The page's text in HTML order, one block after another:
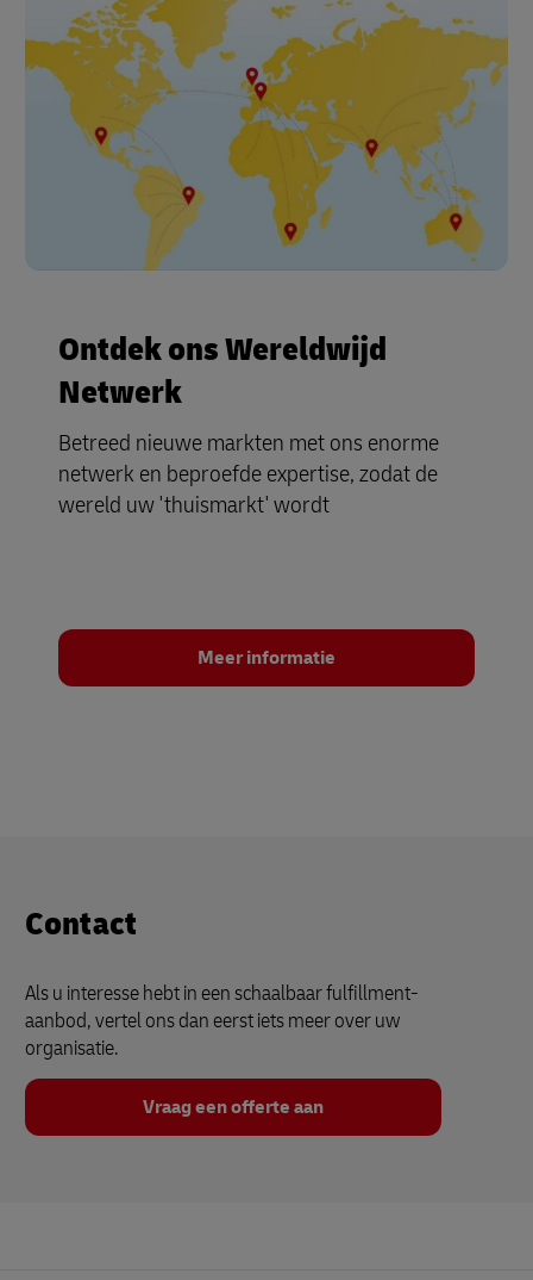
Ontdek ons Wereldwijd
Netwerk
Betreed nieuwe markten met ons enorme
netwerk en beproefde expertise, zodat de
wereld uw 'thuismarkt' wordt
Meer informatie
Contact
Als u interesse hebt in een schaalbaar fulfillment-
aanbod, vertel ons dan eerst iets meer over uw
organisatie.
Vraag een offerte aan